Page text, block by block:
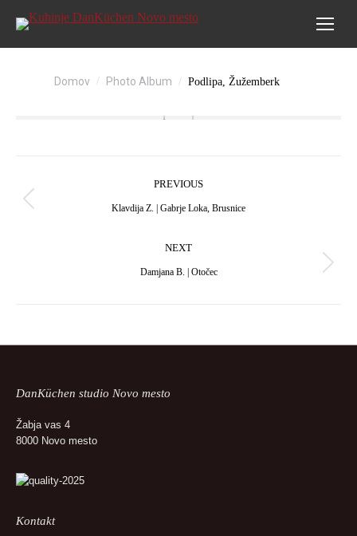
You are here:
Domov Photo Album Podlipa, Žužemberk
navigation
PREVIOUS
Previous
Klavdija Z. | Gabrje Loka, Brusnice
NEXT
Next
Damjana B. | Otočec
DanKüchen studio Novo mesto
Žabja vas 4
8000 Novo mesto
Kontakt